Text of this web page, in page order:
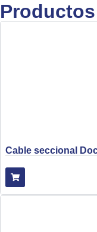
Cable seccional